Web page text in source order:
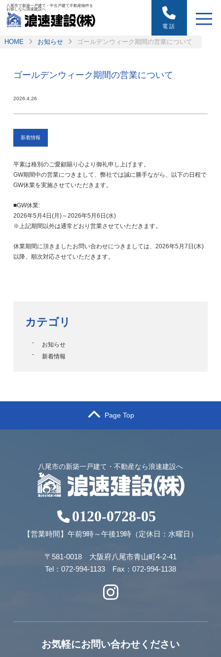
八尾市で新築一戸建て・中古戸建て不動産物件を
お探しなら浪速建設へ
電話
HOME お知らせ ゴールデンウィーク期間の営業について
ゴールデンウィーク期間の営業について
2026.4.26
お知らせ
新着情報
平素は格別のご愛顧賜り心より御礼申し上げます。
GW期間中の営業につきまして、弊社では誠に勝手ながら、以下の日程で
GW休業を実施させていただきます。
■GW休業:
2026年5月4日(月)～2026年5月6日(水)
※上記期間以外は通常どおり営業させていただきます。
休業期間に頂きましたお問い合わせにつきましては、2026年5月7日(木)
以降、順次対応させていただきます。
カテゴリ
お知らせ
新着情報
Page Top
八尾市の新築一戸建て・不動産なら浪速建設へ
0120-0728-05
【営業時間】午前9時～午後19時（定休日：水曜日）
〒581-0018 大阪府八尾市青山町4-2-41
Tel：072-994-1133 Fax：072-994-1138
お気軽にお問い合わせください